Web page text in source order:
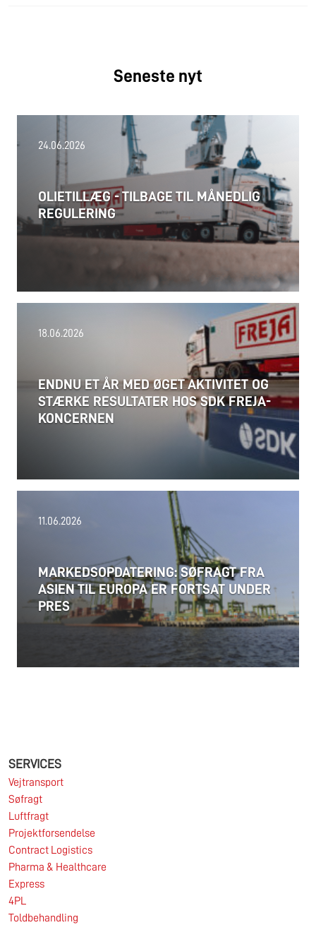
Seneste nyt
FREJA overgår pr. 1. juli 2026 igen til månedlig
regulering af olietillægget.
Læs mere
24.06.2026
OLIETILLÆG - TILBAGE TIL MÅNEDLIG
REGULERING
logistikmarkederne, ligesom makroøkonomien på
de fleste af SDK FREJA’s nøglemarkeder var
udfordrende.
18.06.2026
ENDNU ET ÅR MED ØGET AKTIVITET OG
STÆRKE RESULTATER HOS SDK FREJA-
KONCERNEN
11.06.2026
11.06.2026
MARKEDSOPDATERING: SØFRAGT FRA
ASIEN TIL EUROPA ER FORTSAT UNDER
PRES
SERVICES
Vejtransport
Søfragt
Luftfragt
Projektforsendelse
Contract Logistics
Pharma & Healthcare
Express
4PL
Toldbehandling